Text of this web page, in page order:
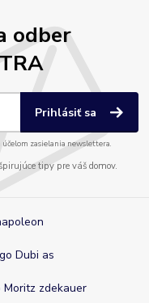
odber
Prihlásiť sa
účelom zasielania newslettera.
tipy pre váš domov.